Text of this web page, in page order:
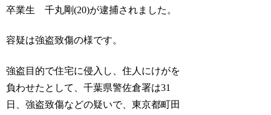
卒業生 千丸剛(20)が逮捕されました。
容疑は強盗致傷の様です。
強盗目的で住宅に侵入し、住人にけがを
負わせたとして、千葉県警佐倉署は31
日、強盗致傷などの疑いで、東京都町田